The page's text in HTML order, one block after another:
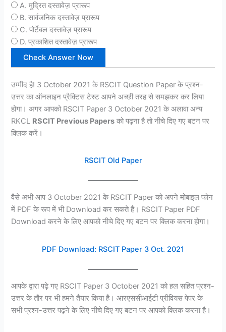
A. मुद्रित दस्तावेज़ प्रारूप
B. सार्वजनिक दस्तावेज़ प्रारूप
C. पोर्टेबल दस्तावेज़ प्रारूप
D. प्रकाशित दस्तावेज़ प्रारूप
उम्मीद है! 3 October 2021 के RSCIT Question Paper के प्रश्न-
उत्तर का ऑनलाइन प्रैक्टिस टेस्ट आपने अच्छी तरह से समझकर कर लिया
होगा। अगर आपको RSCIT Paper 3 October 2021 के अलावा अन्य
RKCL RSCIT Previous Papers को पढ़ना है तो नीचे दिए गए बटन पर
क्लिक करें।
RSCIT Old Paper
वैसे अभी आप 3 October 2021 के RSCIT Paper को अपने मोबाइल फोन
में PDF के रूप में भी Download कर सकते हैं। RSCIT Paper PDF
Download करने के लिए आपको नीचे दिए गए बटन पर क्लिक करना होगा।
PDF Download: RSCIT Paper 3 Oct. 2021
आपके द्वारा पढ़े गए RSCIT Paper 3 October 2021 को हल सहित प्रश्न-
उत्तर के तौर पर भी हमने तैयार किया है। आरएससीआईटी प्रीवियस पेपर के
सभी प्रश्न-उत्तर पढ़ने के लिए नीचे दिए गए बटन पर आपको क्लिक करना है।